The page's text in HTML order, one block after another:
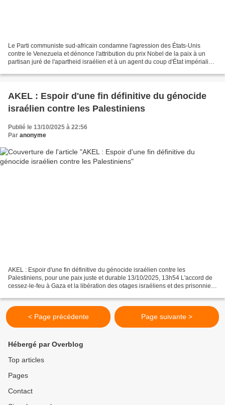
Le Parti communiste sud-africain condamne l'agression des États-Unis
contre le Venezuela et dénonce l'attribution du prix Nobel de la paix à un
partisan juré de l'apartheid israélien et à un agent du coup d'État impérialiste
AKEL : Espoir d'une fin définitive du génocide
israélien contre les Palestiniens
Publié le 13/10/2025 à 22:56
Par anonyme
AKEL : Espoir d'une fin définitive du génocide israélien contre les
Palestiniens, pour une paix juste et durable 13/10/2025, 13h54 L'accord de
cessez-le-feu à Gaza et la libération des otages israéliens et des prisonniers
< Page précédente Page suivante >
Hébergé par Overblog
Top articles
Pages
Contact